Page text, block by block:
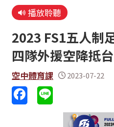
播放聆聽
2023 FS1五人制
四隊外援空降抵台
空中體育課 2023-07-22